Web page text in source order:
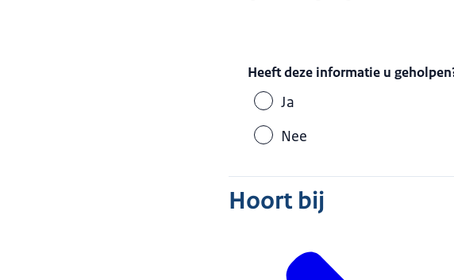
Heeft deze informatie u
Ja
Nee
Hoort bij